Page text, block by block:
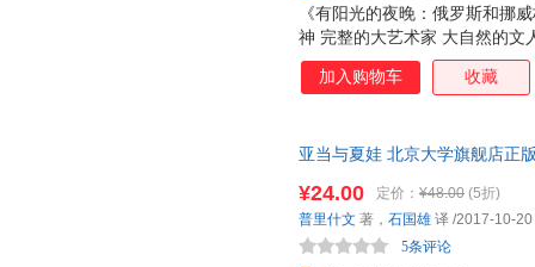
《有阳光的夜晚：俄罗斯和挪
神 完整的大艺术家 大自然的文
科文组织人与生物圈中国国家
推荐。
加入购物车 收藏
亚当与夏娃 北京大学旗舰店正
¥24.00 定价： ¥48.00 (5折)
5条评论
普里什文 著， 石国雄 译 /2017-10-20